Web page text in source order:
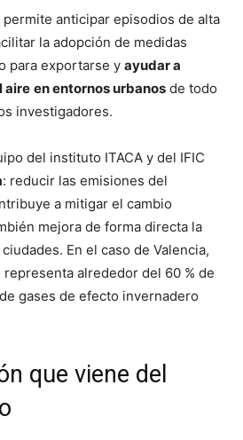
anticipar episodios de alta
la adopción de medidas
para exportarse y ayudar a
aire en entornos urbanos de todo
investigadores.
del instituto ITACA y del IFIC
: reducir las emisiones del
a mitigar el cambio
mejora de forma directa la
En el caso de Valencia,
alrededor del 60 % de
gases de efecto invernadero
que viene del